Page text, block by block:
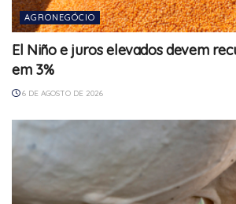
AGRONEGÓCIO
El Niño e juros elevados devem
em 3%
6 DE AGOSTO DE 2026